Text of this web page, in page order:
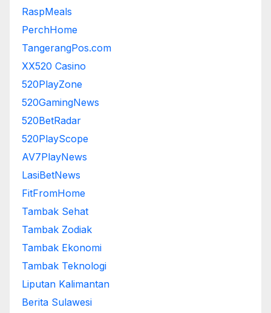
RaspMeals
PerchHome
TangerangPos.com
XX520 Casino
520PlayZone
520GamingNews
520BetRadar
520PlayScope
AV7PlayNews
LasiBetNews
FitFromHome
Tambak Sehat
Tambak Zodiak
Tambak Ekonomi
Tambak Teknologi
Liputan Kalimantan
Berita Sulawesi